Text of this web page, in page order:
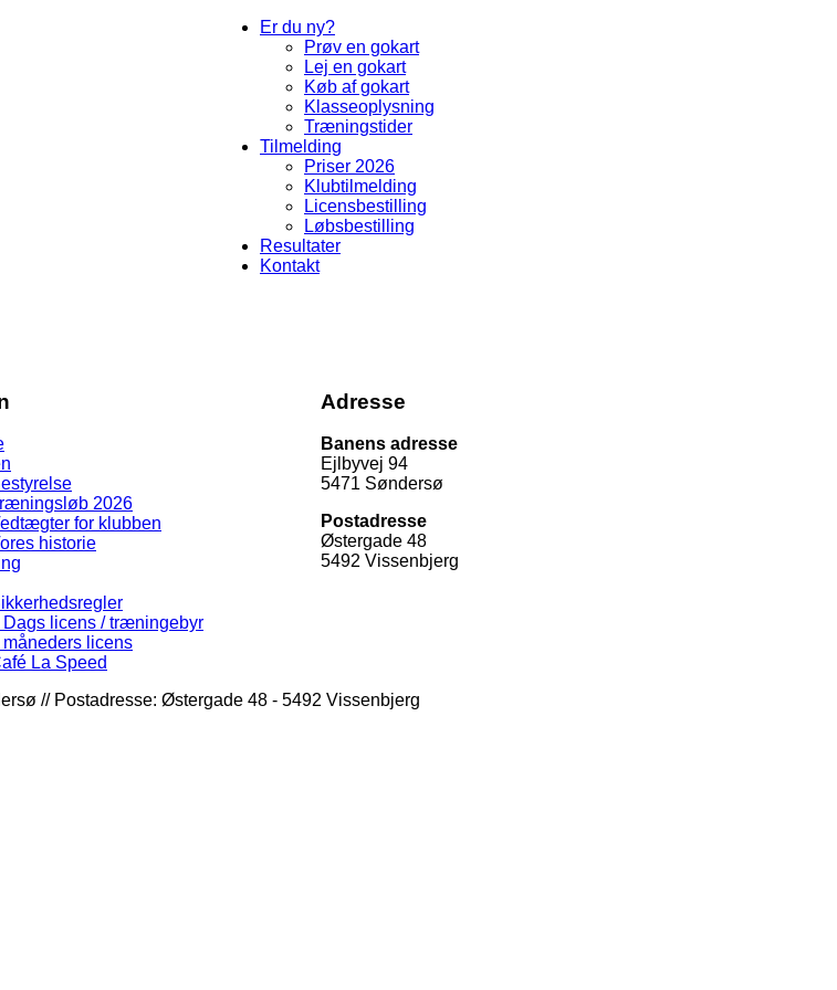
Er du ny?
Prøv en gokart
Lej en gokart
Køb af gokart
Klasseoplysning
Træningstider
Tilmelding
Priser 2026
Klubtilmelding
Licensbestilling
Løbsbestilling
Resultater
Kontakt
2026
for klubben
historie
Dags licens / træningebyr
måneders licens
La Speed
Adresse
Banens adresse
Ejlbyvej 94
5471 Søndersø
Postadresse
Østergade 48
5492 Vissenbjerg
// Postadresse: Østergade 48 - 5492 Vissenbjerg